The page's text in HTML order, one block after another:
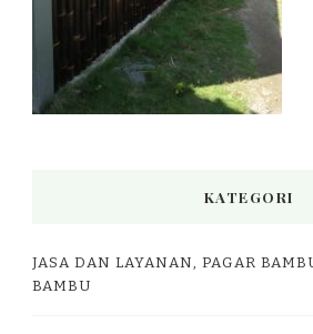
KATEGORI
JASA DAN LAYANAN, PAGAR
BAMBU